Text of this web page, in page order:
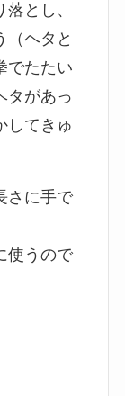
とし、
（ヘタと
でたたい
タがあっ
してきゅ
さに手で
使うので